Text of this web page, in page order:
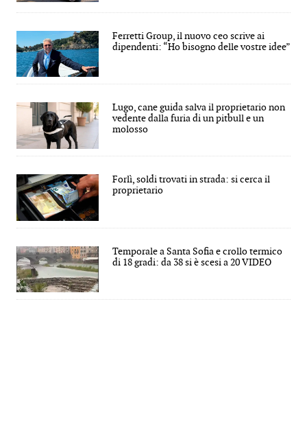
Ferretti Group, il nuovo ceo scrive ai
dipendenti: “Ho bisogno delle vostre idee”
Lugo, cane guida salva il proprietario non
vedente dalla furia di un pitbull e un
molosso
Forlì, soldi trovati in strada: si cerca il
proprietario
Temporale a Santa Sofia e crollo termico
di 18 gradi: da 38 si è scesi a 20 VIDEO